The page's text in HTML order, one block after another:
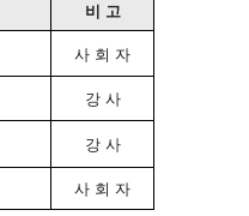
비 고
사 회 자
강 사
강 사
사 회 자